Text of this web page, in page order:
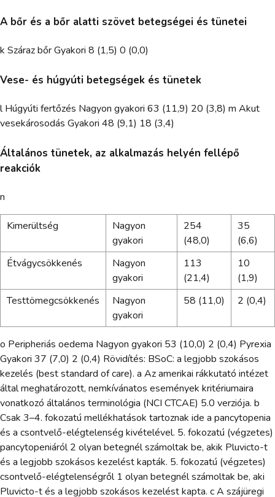
A bőr és a bőr alatti szövet betegségei és tünetei
k Száraz bőr Gyakori 8 (1,5) 0 (0,0)
Vese- és húgyúti betegségek és tünetek
l Húgyúti fertőzés Nagyon gyakori 63 (11,9) 20 (3,8) m Akut
vesekárosodás Gyakori 48 (9,1) 18 (3,4)
Általános tünetek, az alkalmazás helyén fellépő
reakciók
n
Kimerültség
Nagyon
gyakori
254
(48,0)
35
(6,6)
Étvágycsökkenés
Nagyon
gyakori
113
(21,4)
10
(1,9)
Testtömegcsökkenés
Nagyon
gyakori
58 (11,0) 2 (0,4)
o Peripheriás oedema Nagyon gyakori 53 (10,0) 2 (0,4) Pyrexia
Gyakori 37 (7,0) 2 (0,4) Rövidítés: BSoC: a legjobb szokásos
kezelés (best standard of care). a Az amerikai rákkutató intézet
által meghatározott, nemkívánatos események kritériumaira
vonatkozó általános terminológia (NCI CTCAE) 5.0 verziója. b
Csak 3–4. fokozatú mellékhatások tartoznak ide a pancytopenia
és a csontvelő-elégtelenség kivételével. 5. fokozatú (végzetes)
pancytopeniáról 2 olyan betegnél számoltak be, akik Pluvicto-t
és a legjobb szokásos kezelést kapták. 5. fokozatú (végzetes)
csontvelő-elégtelenségről 1 olyan betegnél számoltak be, aki
Pluvicto-t és a legjobb szokásos kezelést kapta. c A szájüregi